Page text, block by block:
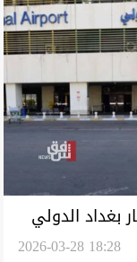
الدولي
2026-03-28 18:28